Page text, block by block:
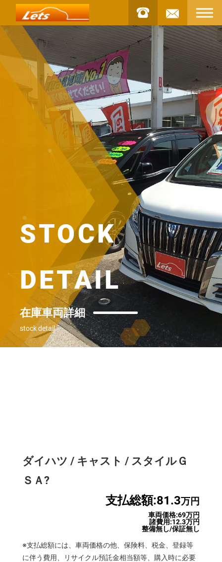
STOCK
DETAIL
在庫車両詳細
stock detail
ダイハツ / キャスト / スタイルＧ
ＳＡ?
支払総額:81.3万円
車両価格:69万円
諸費用:12.3万円
整備無し/保証無し
※支払総額には、車両価格の他、保険料、税金、登録等
に伴う費用、リサイクル預託金相当額等、購入時に必要
お問合せ
STOCK
車両
INSTAGRAM
インスタグラム